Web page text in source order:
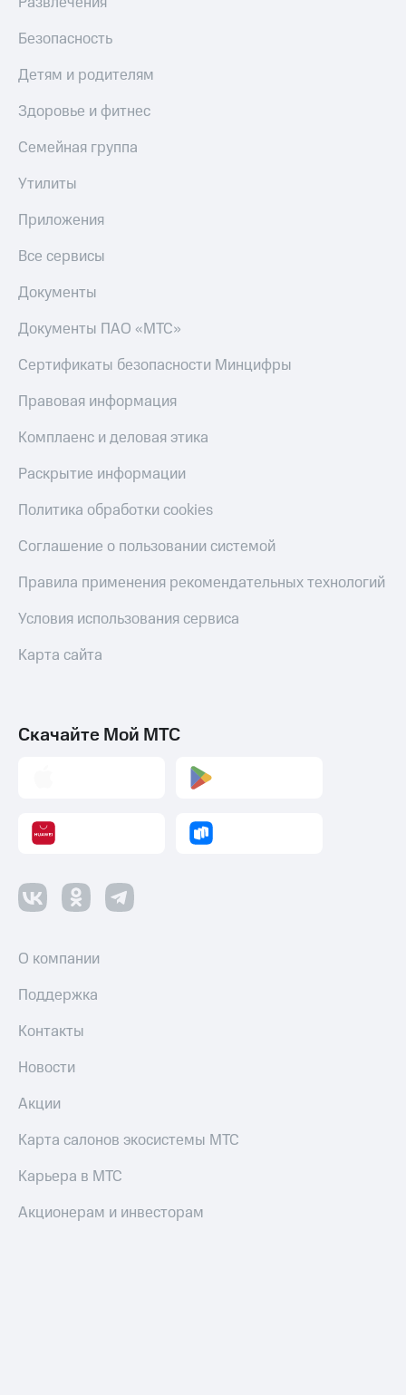
Безопасность
Детям и родителям
Здоровье и фитнес
Семейная группа
Утилиты
Приложения
Все сервисы
Документы
Документы ПАО «МТС»
Сертификаты безопасности Минцифры
Правовая информация
Комплаенс и деловая этика
Раскрытие информации
Политика обработки cookies
Соглашение о пользовании системой
Правила применения рекомендательных технологий
Условия использования сервиса
Карта сайта
Скачайте Мой МТС
О компании
Поддержка
Контакты
Новости
Акции
Карта салонов экосистемы МТС
Карьера в МТС
Акционерам и инвесторам